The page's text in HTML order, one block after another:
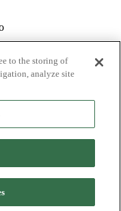
to the storing of
analyze site